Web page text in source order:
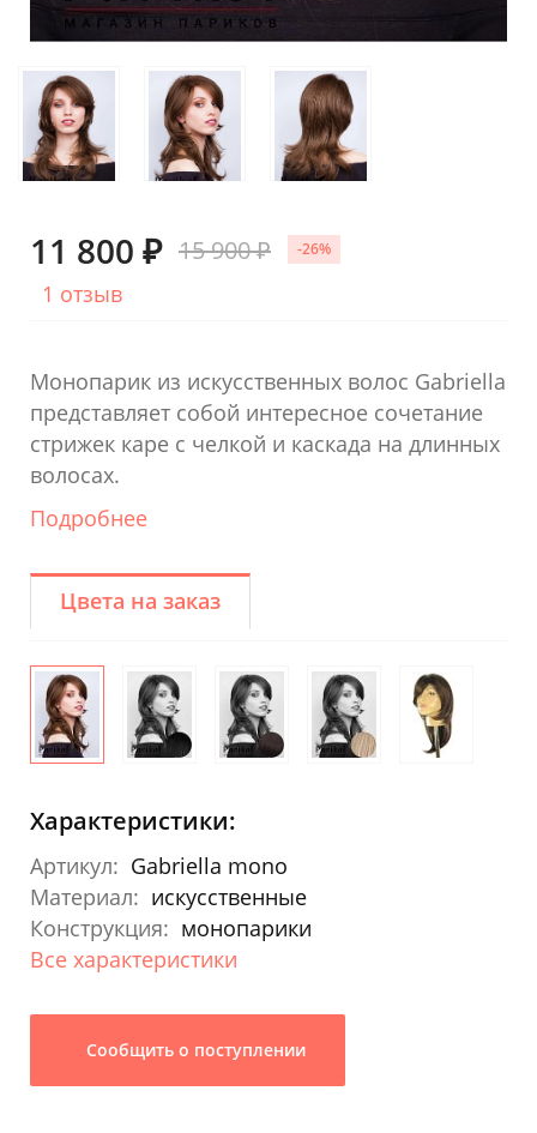
11 800 ₽ 15 900 ₽ -26%
1 отзыв
Монопарик из искусственных волос Gabriella
представляет собой интересное сочетание
стрижек каре с челкой и каскада на длинных
волосах.
Подробнее
Цвета на заказ
Характеристики:
Артикул: Gabriella mono
Материал: искусственные
Конструкция: монопарики
Все характеристики
Сообщить о поступлении